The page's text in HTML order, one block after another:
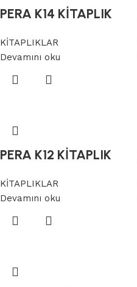
PERA K14 KİTAPLIK
KİTAPLIKLAR
Devamını oku
PERA K12 KİTAPLIK
KİTAPLIKLAR
Devamını oku